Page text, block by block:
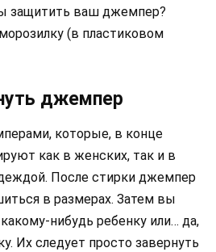
защитить ваш джемпер?
(в пластиковом
джемпер
которые, в конце
как в женских, так и в
После стирки джемпер
в размерах. Затем вы
нибудь ребенку или… да,
Их следует просто завернуть